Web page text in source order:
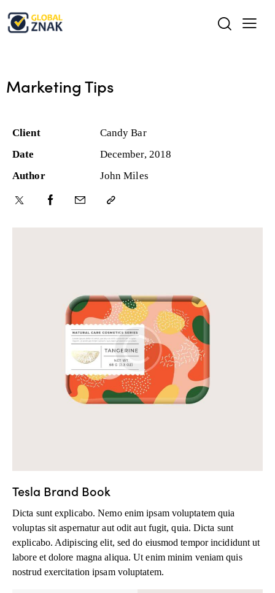
Marketing Tips
Tesla Brand Book
Dicta sunt explicabo. Nemo enim ipsam voluptatem quia
voluptas sit aspernatur aut odit aut fugit, quia. Dicta sunt
explicabo. Adipiscing elit, sed do eiusmod tempor incididunt ut
labore et dolore magna aliqua. Ut enim minim veniam quis
nostrud exercitation ipsam voluptatem.
Client
Candy Bar
Date
December, 2018
Author
John Miles